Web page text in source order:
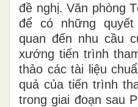
đề nghị. Văn phòng
để có những
quan đến nhu cầu
xướng tiến trình
thảo các tài liệu
quả của tiến trình
trong giai đoạn sau